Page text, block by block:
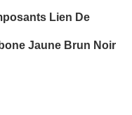
Lien De
Jaune Brun Noir